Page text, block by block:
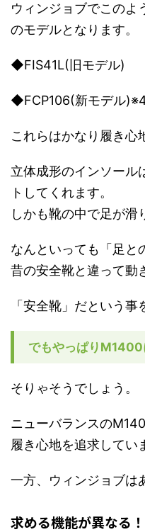
ウィンジョブでこのよ
のモデルとなります。
◆FIS41L(旧モデル)
◆FCP106(新モデル
これらはかなり履き心
立体成形のインソール
トしてくれます。
しかも靴の中で足が滑
なんといっても「足と
昔の安全靴と違って動
「安全靴」だという事
でもやっぱりM1400
そりゃそうでしょう。
ニューバランスの
履き心地を追求してい
一方、ウィンジョブは
求める機能が異なる！